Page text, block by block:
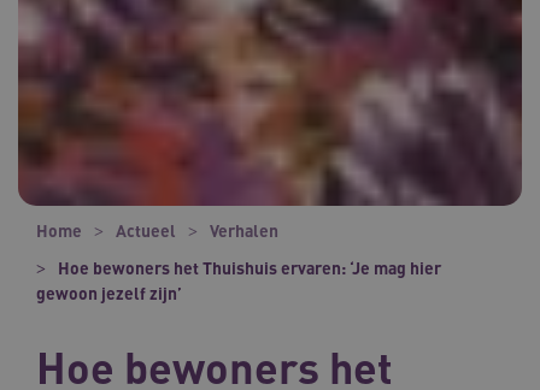
Home Actueel
Verhalen
Hoe bewoners het Thuishuis ervaren: ‘Je mag hier
gewoon jezelf zijn’
Hoe bewoners het